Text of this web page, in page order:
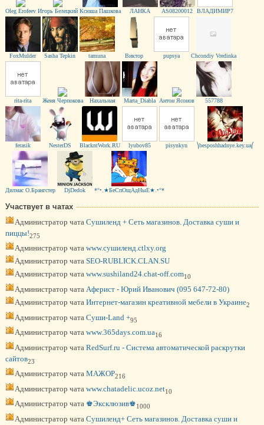
Oleg Erofeev Игорь Белецкий Ксюша Пашкова ЛАНКА AS08200012 ВЛАДИМИР7
FoxMulder Sasha Tepkin tamuna Виктор pupsya Chcondiy Vredinka
rita-rita Женя Черпокова Нахальная Marta_Diabla Антон Ясонов 557788
ferasik NеstеrDS BlackntWork.RU lyubov85 pisynkyn ⎞besposhhadnye.key.ua⎛
Дилмас О.Брангстер DjDedok *°•.★БеСпОщАдНыЕ★.•°*
Участвует в чатах
Администратор чата Сушиленд + Сеть магазинов. Доставка суши и
пиццы!275
Администратор чата www.сушиленд.ctlxy.org
Администратор чата SEO-RUBLICK.CLAN.SU
Администратор чата www.sushiland24.chat-off.com10
Администратор чата Аферист - Юрий Иванович (095 647-72-80)
Администратор чата Интернет-магазин креативной мебели в Украине2
Администратор чата Суши-Land +95
Администратор чата www.365days.com.ua16
Администратор чата RedSurf.ru - Система автоматической раскрутки
сайтов23
Администратор чата МАЖОР216
Администратор чата www.chatadelic.ucoz.net10
Администратор чата ♚Эксклюзив♚1000
Администратор чата Сушиленд+ Сеть магазинов. Доставка суши и